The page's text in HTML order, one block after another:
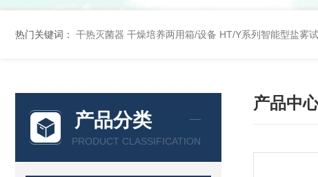
热门关键词： 干热灭菌器 干燥培养两用箱/设备 HT/Y系列智能型盐雾
产品分类
PRODUCT CLASSIFICATION
产品中